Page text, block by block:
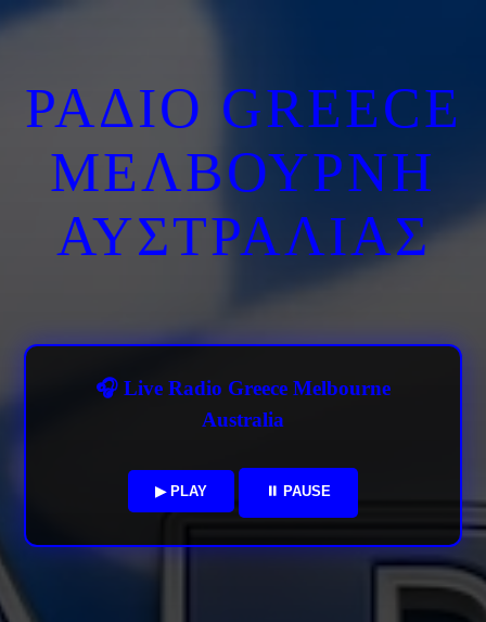
ΡΑΔΙΟ GREECE
ΜΕΛΒΟΥΡΝΗ
ΑΥΣΤΡΑΛΙΑΣ
🎧 Live Radio Greece Melbourne
Australia
▶ PLAY ⏸ PAUSE